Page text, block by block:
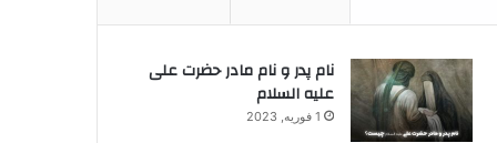
نام پدر و نام مادر حضرت علی
علیه السلام
1 فوریه, 2023